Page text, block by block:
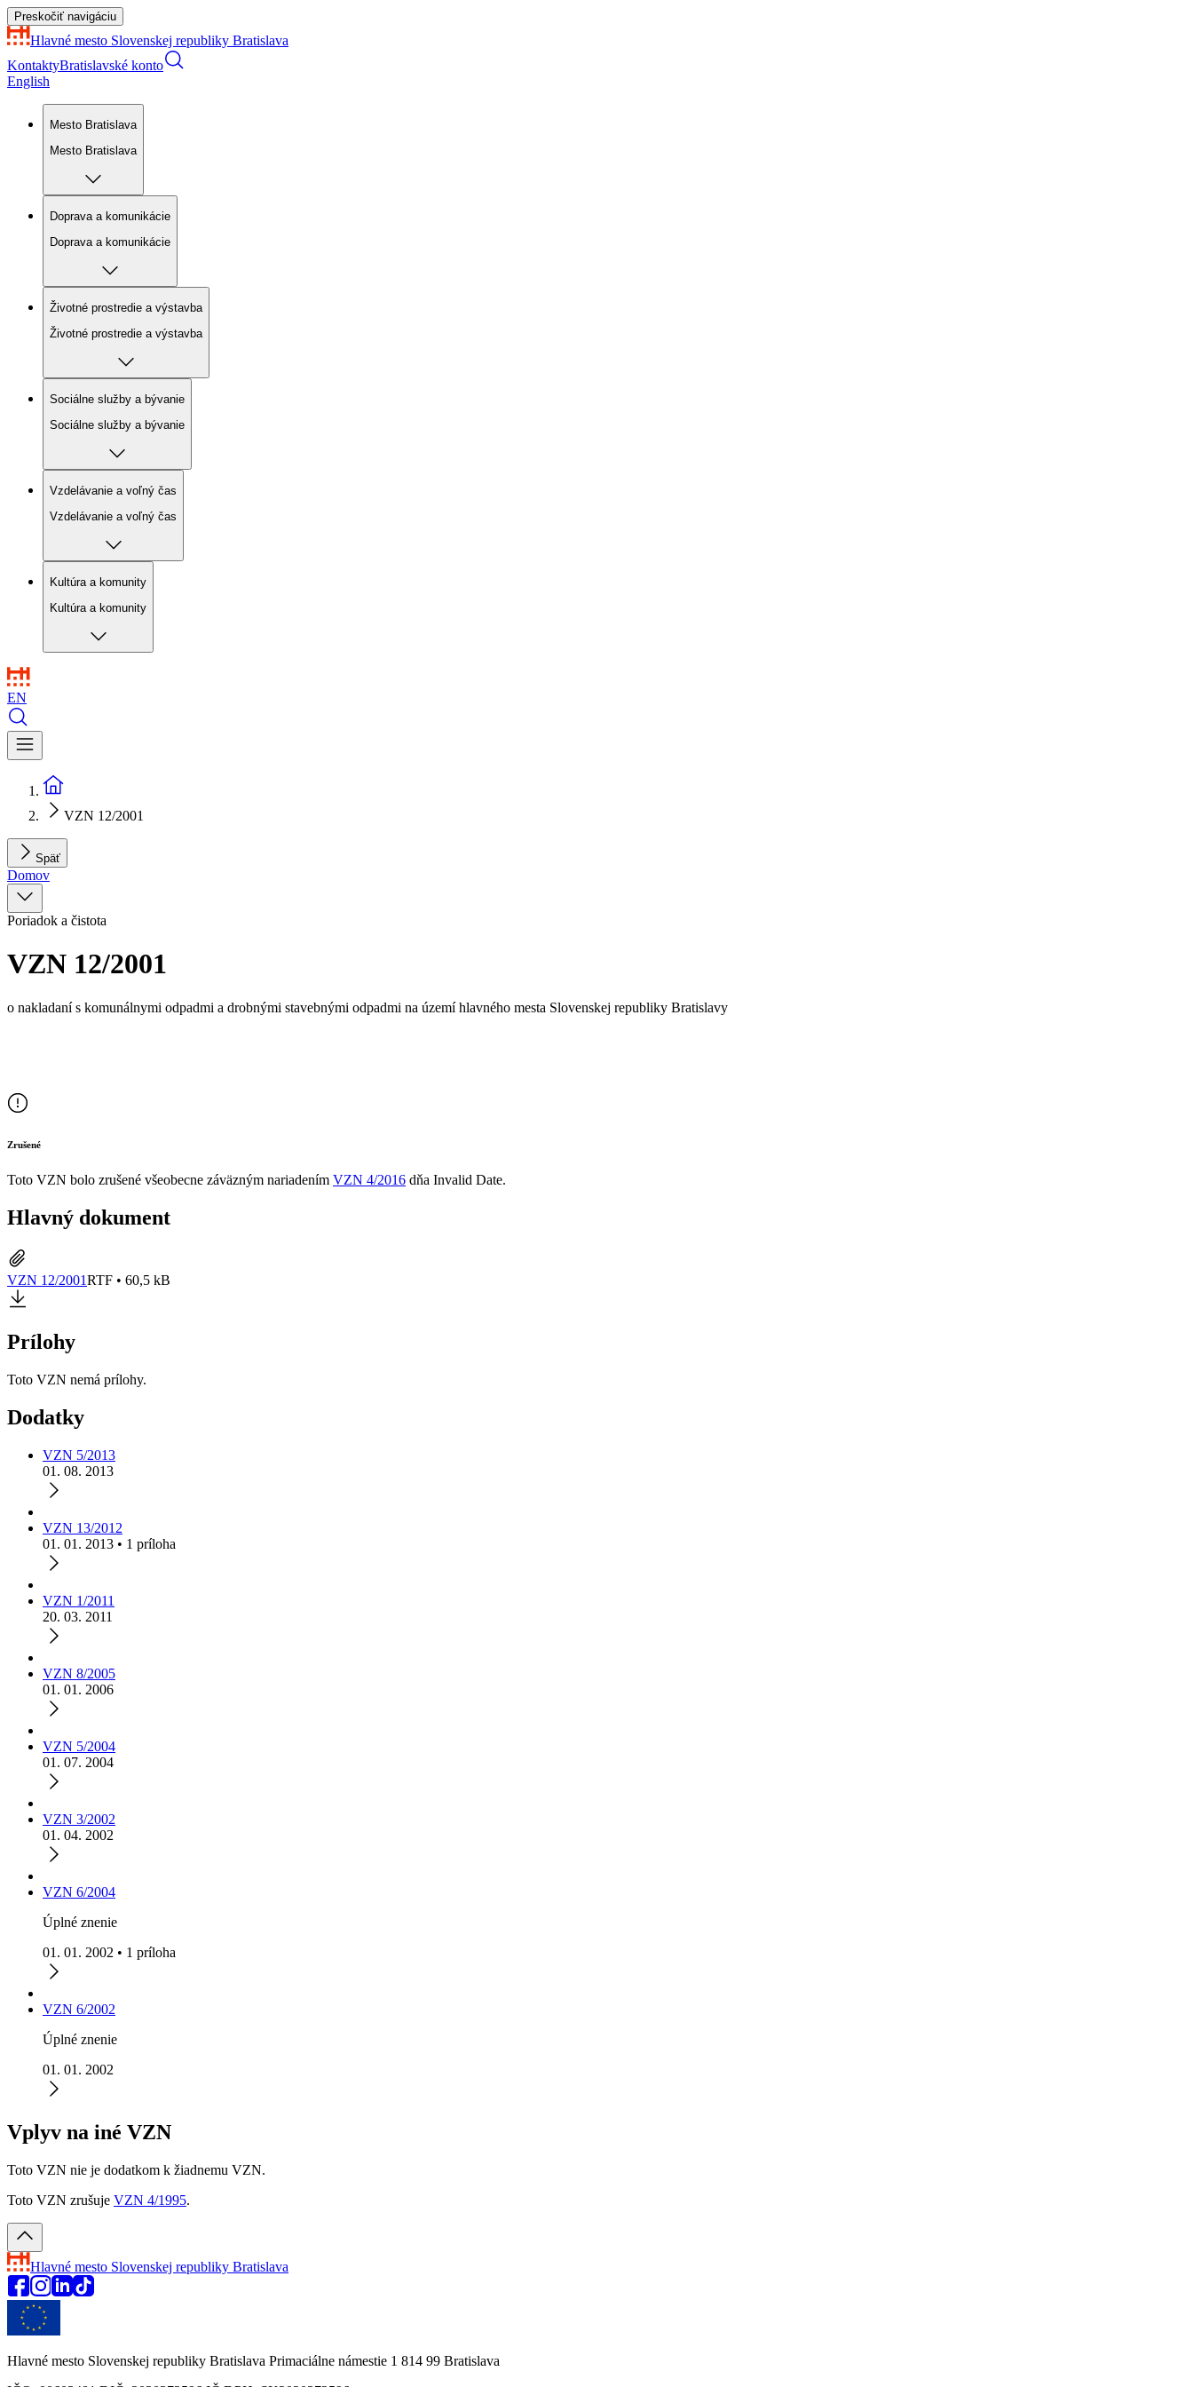
Preskočiť navigáciu
Hlavné mesto Slovenskej republiky Bratislava
KontaktyBratislavské konto
English
Mesto Bratislava
Mesto Bratislava
Doprava a komunikácie
Doprava a komunikácie
Životné prostredie a výstavba
Životné prostredie a výstavba
Sociálne služby a bývanie
Sociálne služby a bývanie
Vzdelávanie a voľný čas
Vzdelávanie a voľný čas
Kultúra a komunity
Kultúra a komunity
EN
VZN 12/2001
Späť
Domov
Poriadok a čistota
VZN 12/2001
o nakladaní s komunálnymi odpadmi a drobnými stavebnými odpadmi na území hlavného mesta Slovenskej republiky Bratislavy
Zrušené
Toto VZN bolo zrušené všeobecne záväzným nariadením VZN 4/2016 dňa Invalid Date.
Hlavný dokument
VZN 12/2001RTF • 60,5 kB
Prílohy
Toto VZN nemá prílohy.
Dodatky
VZN 5/2013
01. 08. 2013
VZN 13/2012
01. 01. 2013 • 1 príloha
VZN 1/2011
20. 03. 2011
VZN 8/2005
01. 01. 2006
VZN 5/2004
01. 07. 2004
VZN 3/2002
01. 04. 2002
VZN 6/2004
Úplné znenie
01. 01. 2002 • 1 príloha
VZN 6/2002
Úplné znenie
01. 01. 2002
Vplyv na iné VZN
Toto VZN nie je dodatkom k žiadnemu VZN.
Toto VZN zrušuje VZN 4/1995.
Hlavné mesto Slovenskej republiky Bratislava
Hlavné mesto Slovenskej republiky Bratislava Primaciálne námestie 1 814 99 Bratislava